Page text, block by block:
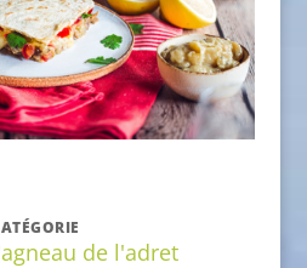
de l'adret